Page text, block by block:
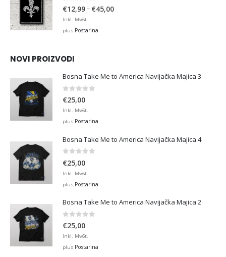
4.88out of 5
€12,99– €45,00Price
Inkl. MwSt.
plus Postarina
NOVI PROIZVODI
Bosna Take Me to America Navijačka Majica 3
0 out of 5
€25,00
Inkl. MwSt.
plus Postarina
Bosna Take Me to America Navijačka Majica 4
€25,00
Inkl. MwSt.
plus Postarina
Bosna Take Me to America Navijačka Majica 2
0 out of 5
€25,00
Inkl. MwSt.
plus Postarina